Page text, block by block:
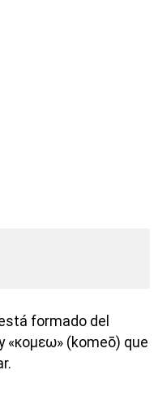
formado del
«κομεω» (komeō) que